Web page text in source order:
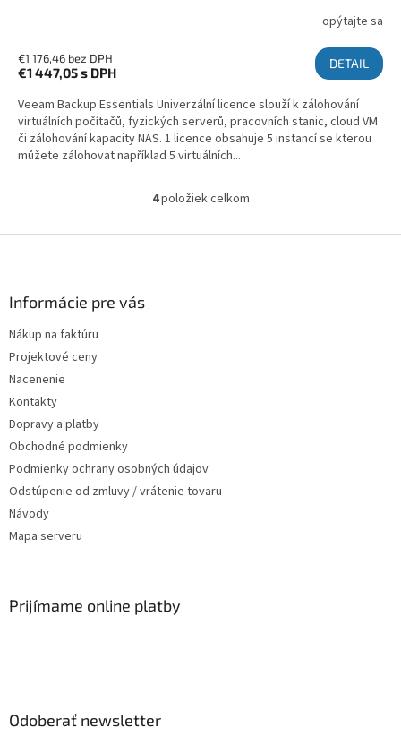
opýtajte sa
€1 176,46 bez DPH
€1 447,05s DPH
DETAIL
Veeam Backup Essentials Univerzální licence slouží k zálohování
virtuálních počítačů, fyzických serverů, pracovních stanic, cloud VM
či zálohování kapacity NAS. 1 licence obsahuje 5 instancí se kterou
můžete zálohovat například 5 virtuálních...
Ovládacie prvky výpisu
4položiek celkom
Informácie pre vás
Nákup na faktúru
Projektové ceny
Nacenenie
Kontakty
Dopravy a platby
Obchodné podmienky
Podmienky ochrany osobných údajov
Odstúpenie od zmluvy / vrátenie tovaru
Návody
Mapa serveru
Prijímame online platby
Odoberať newsletter